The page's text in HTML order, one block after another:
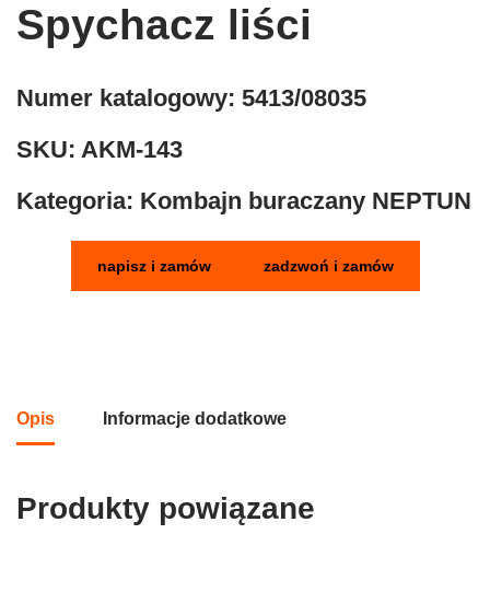
Spychacz liści
Numer katalogowy: 5413/08035
SKU: AKM-143
Kategoria: Kombajn buraczany NEPTUN
napisz i zamów zadzwoń i zamów
Opis Informacje dodatkowe
Produkty powiązane